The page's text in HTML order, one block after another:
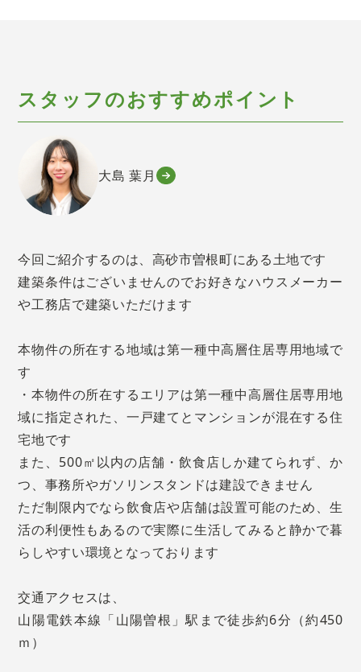
スタッフのおすすめポイント
大島 葉月
今回ご紹介するのは、高砂市曽根町にある土地です
建築条件はございませんのでお好きなハウスメーカー
や工務店で建築いただけます
本物件の所在する地域は第一種中高層住居専用地域で
す
・本物件の所在するエリアは第一種中高層住居専用地
域に指定された、一戸建てとマンションが混在する住
宅地です
また、500㎡以内の店舗・飲食店しか建てられず、か
つ、事務所やガソリンスタンドは建設できません
ただ制限内でなら飲食店や店舗は設置可能のため、生
活の利便性もあるので実際に生活してみると静かで暮
らしやすい環境となっております
交通アクセスは、
山陽電鉄本線「山陽曽根」駅まで徒歩約6分（約450
ｍ）